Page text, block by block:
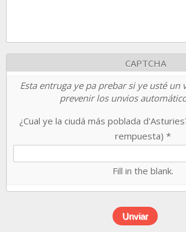
CAPTCHA
Esta entruga ye pa prebar si ye usté un
prevenir los unvios
¿Cual ye la ciudá más poblada
rempuesta) *
Fill in the blank.